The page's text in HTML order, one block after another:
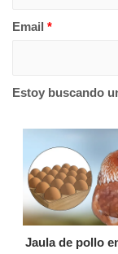
Email *
Estoy buscando
Jaula de pollo